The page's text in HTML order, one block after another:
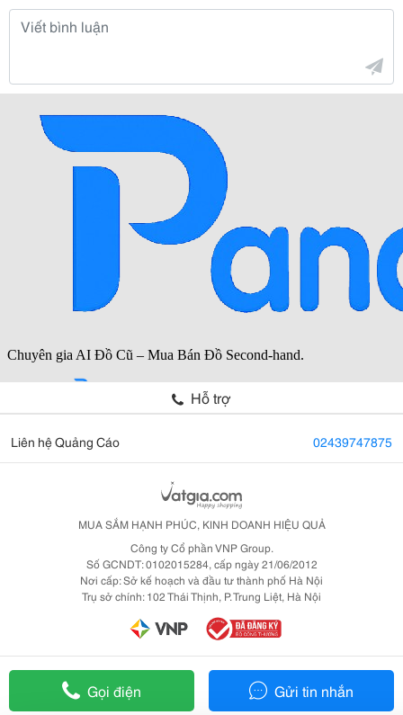
Gọi điện Gửi tin nhắn
Hỗ trợ
Liên hệ Quảng Cáo 02439747875
MUA SẮM HẠNH PHÚC, KINH DOANH HIỆU QUẢ
Công ty Cổ phần VNP Group.
Số GCNDT: 0102015284, cấp ngày 21/06/2012
Nơi cấp: Sở kế hoạch và đầu tư thành phố Hà Nội
Trụ sở chính: 102 Thái Thịnh, P. Trung Liệt, Hà Nội